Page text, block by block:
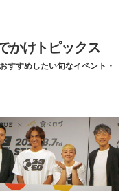
かけトピックス
すすめしたい旬なイベント・